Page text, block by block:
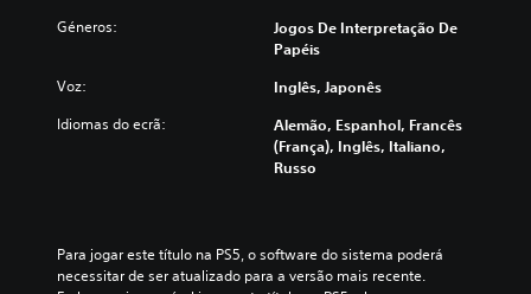
Géneros:
Jogos De Interpretação De
Papéis
Voz: Inglês, Japonês
Idiomas do ecrã:
Alemão, Espanhol, Francês
(França), Inglês, Italiano,
Russo
Para jogar este título na PS5, o software do sistema poderá
necessitar de ser atualizado para a versão mais recente.